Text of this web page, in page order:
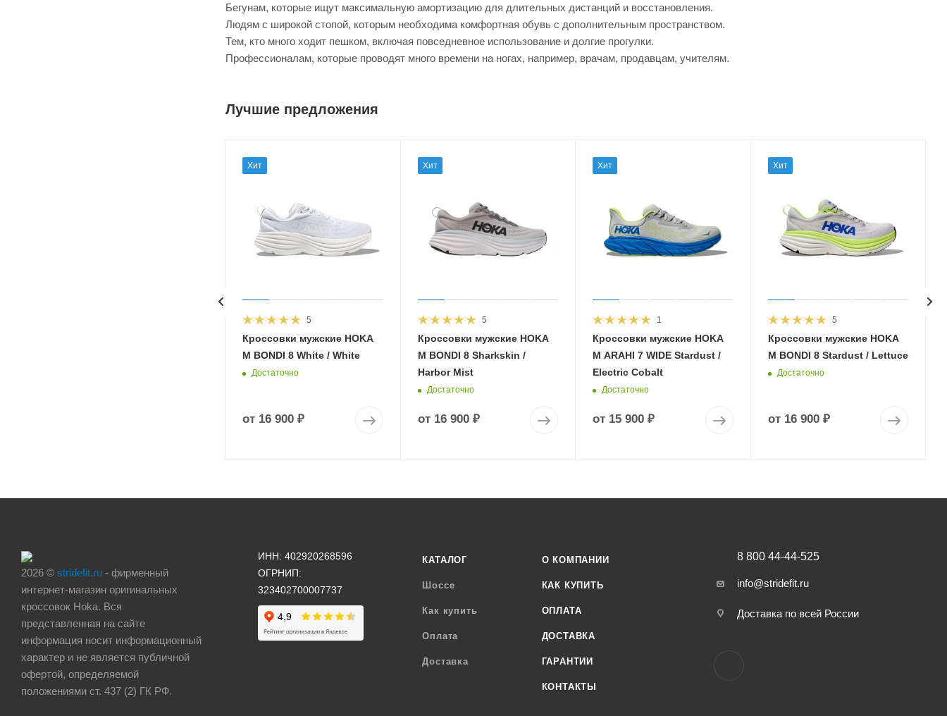
Бегунам, которые ищут максимальную амортизацию для длительных дистанций и восстановления.
Людям с широкой стопой, которым необходима комфортная обувь с дополнительным пространством.
Тем, кто много ходит пешком, включая повседневное использование и долгие прогулки.
Профессионалам, которые проводят много времени на ногах, например, врачам, продавцам, учителям.
Лучшие предложения
Хит
5
Кроссовки мужские HOKA
M BONDI 8 White / White
Достаточно
от 16 900 ₽
Хит
5
Кроссовки мужские HOKA
M BONDI 8 Sharkskin /
Harbor Mist
Достаточно
от 16 900 ₽
Хит
1
Кроссовки мужские HOKA
M ARAHI 7 WIDE Stardust /
Electric Cobalt
Достаточно
от 15 900 ₽
Хит
5
Кроссовки мужские HOKA
M BONDI 8 Stardust / Lettuce
Достаточно
от 16 900 ₽
2026 © stridefit.ru - фирменный
интернет-магазин оригинальных
кроссовок Hoka. Вся
представленная на сайте
информация носит информационный
характер и не является публичной
офертой, определяемой
положениями ст. 437 (2) ГК РФ.
ИНН: 402920268596
ОГРНИП:
323402700007737
КАТАЛОГ
Шоссе
Как купить
Оплата
Доставка
О КОМПАНИИ
КАК КУПИТЬ
ОПЛАТА
ДОСТАВКА
ГАРАНТИИ
КОНТАКТЫ
8 800 44-44-525
info@stridefit.ru
Доставка по всей России